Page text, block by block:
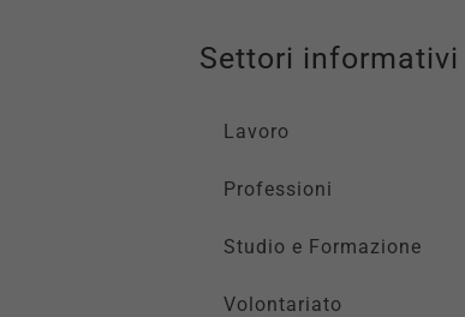
Settori informativi
Lavoro
Professioni
Studio e Formazione
Volontariato